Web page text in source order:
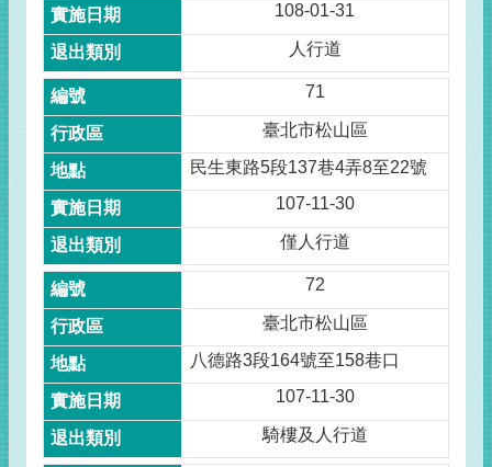
108-01-31
人行道
71
臺北市松山區
民生東路5段137巷4弄8至22號
107-11-30
僅人行道
72
臺北市松山區
八德路3段164號至158巷口
107-11-30
騎樓及人行道